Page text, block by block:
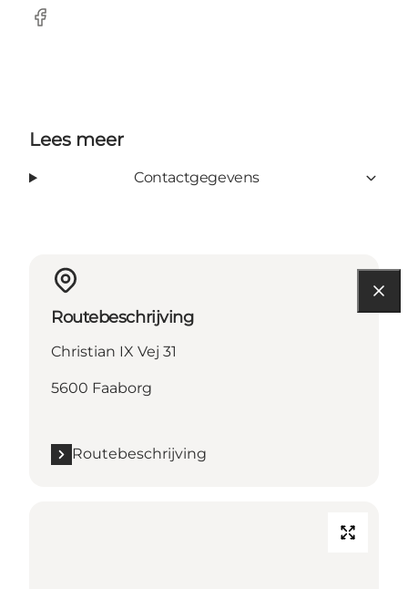
Facebook
Lees meer
Contactgegevens
Routebeschrijving
Christian IX Vej 31
5600 Faaborg
Routebeschrijving